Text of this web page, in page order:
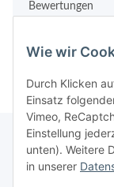
Bewertungen
Rechtliches
Wie wir
Durch Klicken
Einsatz
Vimeo,
Einstellung
unten). Weitere
in unserer